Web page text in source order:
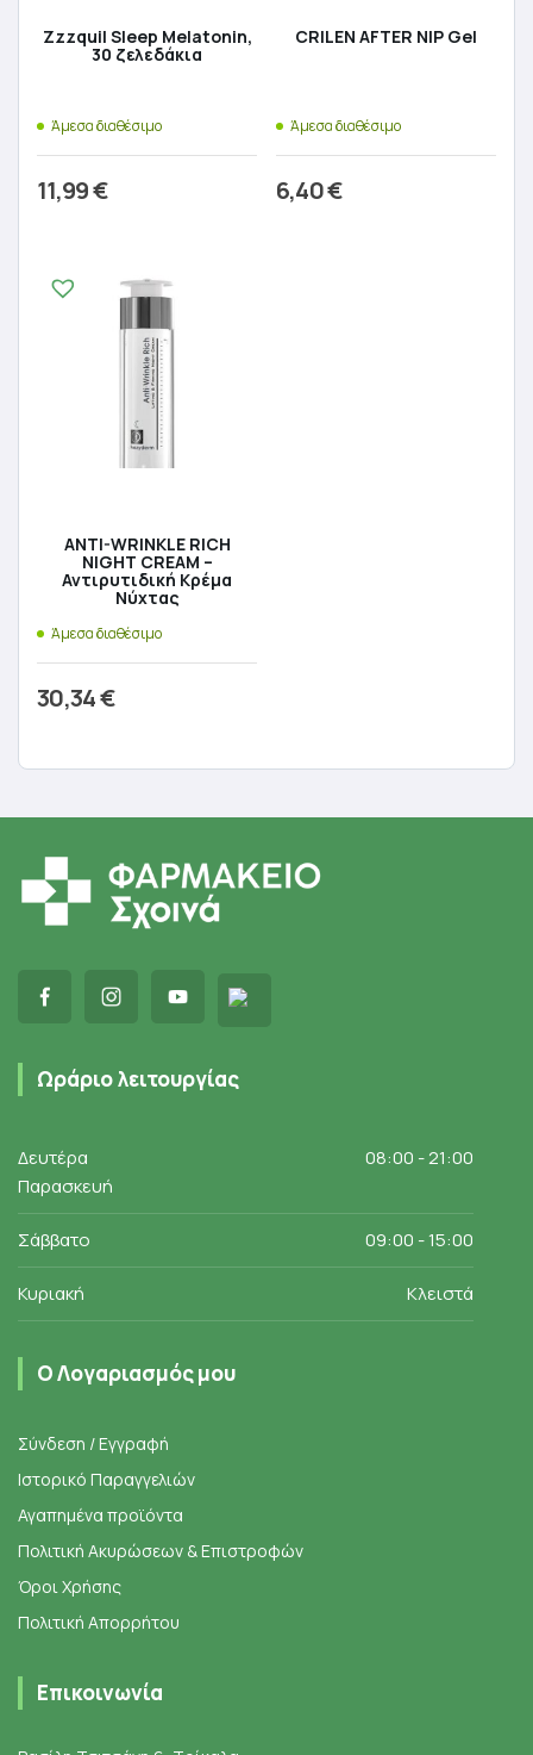
Zzzquil Sleep Melatonin,
30 ζελεδάκια
Άμεσα διαθέσιμο
11,99€
CRILEN AFTER NIP Gel
Άμεσα διαθέσιμο
6,40€
ANTI-WRINKLE RICH
NIGHT CREAM –
Αντιρυτιδική Κρέμα
Νύχτας
Άμεσα διαθέσιμο
30,34€
Ωράριο λειτουργίας
Δευτέρα
Παρασκευή
08:00 - 21:00
Σάββατο 09:00 - 15:00
Κυριακή Κλειστά
Ο Λογαριασμός μου
Σύνδεση / Εγγραφή
Ιστορικό Παραγγελιών
Αγαπημένα προϊόντα
Πολιτική Ακυρώσεων & Επιστροφών
Όροι Χρήσης
Πολιτική Απορρήτου
Επικοινωνία